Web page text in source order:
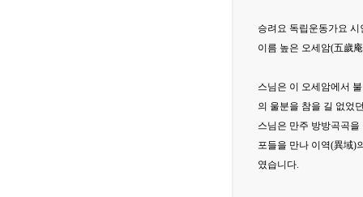
승려요 독립운동가요
이름 높은 오세암(五歲
스님은 이 오세암에서
의 울분을 참을 길 없었
스님은 만주 방방곡곡
포들을 만나 이역(異域)
였습니다.